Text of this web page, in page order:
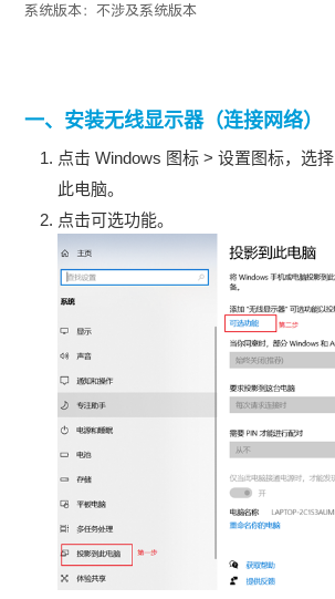
系统版本：不涉及系统版本
一、安装无线显示器（连接网络）
点击 Windows 图标 > 设置图标，选
此电脑。
点击可选功能。